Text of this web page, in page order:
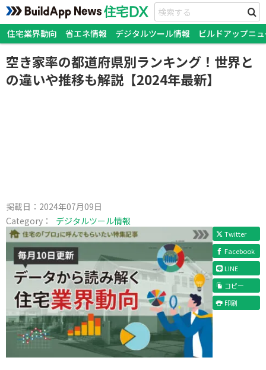
住宅業界動向 省エネ情報 デジタルツール情報 ビルドアップニ
空き家率の都道府県別ランキング！世界と
の違いや推移も解説【2024年最新】
掲載日： 2024年07月09日
Category：
デジタルツール情報
Twitter
Facebook
LINE
コピー
印刷